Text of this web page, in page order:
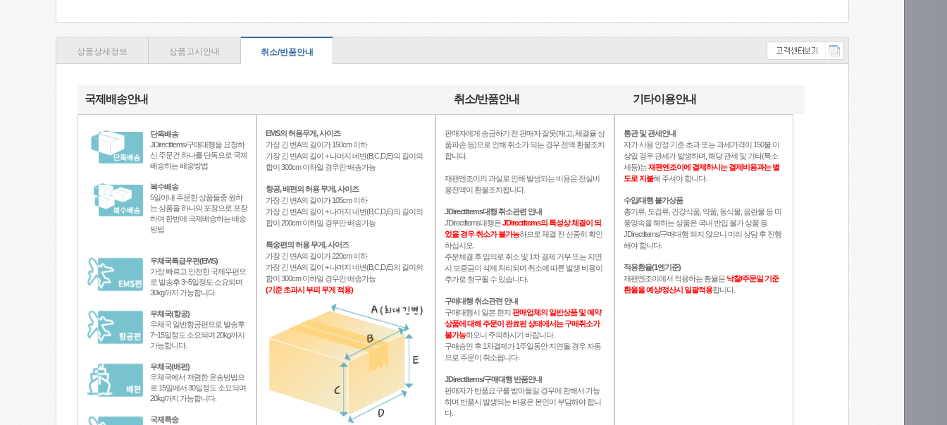
상품상세정보 상품고시안내 취소/반품안내
국제배송안내 취소/반품안내 기타이용안내
단독배송
JDirectItems/구매대행을 요청하
신 주문건 하나를 단독으로 국제
배송하는 배송방법
복수배송
5일이내 주문한 상품들중 원하
는 상품을 하나의 포장으로 포장
하여 한번에 국제배송하는 배송
방법
우체국특급우편(EMS)
가장 빠르고 안전한 국제우편으
로 발송후 3~5일정도 소요되며
30kg까지 가능합니다.
우체국(항공)
우체국 일반항공편으로 발송후
7~15일정도 소요되며 20kg까지
가능합니다.
우체국(배편)
우체국에서 저렴한 운송방법으
로 15일에서 30일정도 소요되며
20kg까지 가능합니다.
국제특송
EMS의 허용무게, 사이즈
가장 긴 변A의 길이가 150cm 이하
가장 긴 변A의 길이 + 나머지 네변(B,C,D,E)의 길이의
합이 300cm 이하일 경우만 배송가능
항공, 배편의 허용 무게, 사이즈
가장 긴 변A의 길이가 105cm 이하
가장 긴 변A의 길이 + 나머지 네변(B,C,D,E)의 길이의
합이 200cm 이하일 경우만 배송가능
특송편의 허용 무게, 사이즈
가장 긴 변A의 길이가 220cm 이하
가장 긴 변A의 길이 + 나머지 네변(B,C,D,E)의 길이의
합이 300cm 이하일 경우만 배송가능
(기준 초과시 부피 무게 적용)
판매자에게 송금하기 전 판매자 잘못(재고, 체결율 상
품파손 등)으로 인해 취소가 되는 경우 전액 환불조치
합니다.
재팬엔조이의 과실로 인해 발생되는 비용은 전실비
용전액이 환불조치됩니다.
JDirectItems대행 취소관련 안내
JDirectItems대행은JDirectItems의 특성상 체결이 되
었을 경우 취소가 불가능하므로 체결 전 신중히 확인
하십시오.
주문체결 후 임의로 취소 및 1차 결제 거부 또는 지연
시 보증금이 삭제 처리되며 취소에 따른 발생 비용이
추가로 청구될 수 있습니다.
구매대행 취소관련 안내
구매대행시 일본 현지판매업체의 일반상품 및 예약
상품에 대해 주문이 완료된 상태에서는 구매취소가
불가능하오니 주의하시기 바랍니다.
구매승인 후 1차결제가 1주일동안 지연될 경우 자동
으로 주문이 취소됩니다.
JDirectItems/구매대행 반품안내
판매자가 반품요구를 받아들일 경우에 한해서 가능
하며 반품시 발생되는 비용은 본인이 부담해야 합니
다.
통관 및 관세안내
자가 사용 인정 기준 초과 또는 과세가격이 150불 이
상일 경우 관세가 발생하며, 해당 관세 및 기타(특소
세등)는재팬엔조이에 결제하시는 결제비용과는 별
도로 지불해 주셔야 합니다.
수입/대행 불가상품
총기류, 도검류, 건강식품, 약품, 동식물, 음란물 등 미
풍양속을 해하는 상품은 국내 반입 불가 상품 등
JDirectItems/구매대행 되지 않으니 미리 상담 후 진행
해야 합니다.
적용환율(1엔기준)
재팬엔조이에서 적용하는 환율은 낙찰/주문일 기준
환율을 예상/정산시 일괄적용합니다.